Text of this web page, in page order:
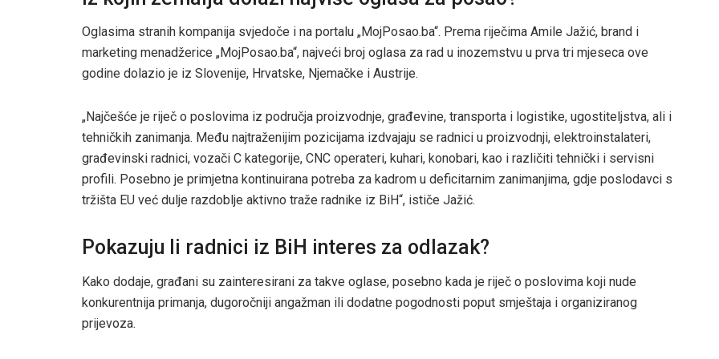
Oglasima stranih kompanija svjedoče i na portalu „MojPosao.ba“. Prema riječima Amile Jažić, brand i
marketing menadžerice „MojPosao.ba“, najveći broj oglasa za rad u inozemstvu u prva tri mjeseca ove
godine dolazio je iz Slovenije, Hrvatske, Njemačke i Austrije.
„Najčešće je riječ o poslovima iz područja proizvodnje, građevine, transporta i logistike, ugostiteljstva, ali i
tehničkih zanimanja. Među najtraženijim pozicijama izdvajaju se radnici u proizvodnji, elektroinstalateri,
građevinski radnici, vozači C kategorije, CNC operateri, kuhari, konobari, kao i različiti tehnički i servisni
profili. Posebno je primjetna kontinuirana potreba za kadrom u deficitarnim zanimanjima, gdje poslodavci s
tržišta EU već dulje razdoblje aktivno traže radnike iz BiH“, ističe Jažić.
Pokazuju li radnici iz BiH interes za odlazak?
Kako dodaje, građani su zainteresirani za takve oglase, posebno kada je riječ o poslovima koji nude
konkurentnija primanja, dugoročniji angažman ili dodatne pogodnosti poput smještaja i organiziranog
prijevoza.